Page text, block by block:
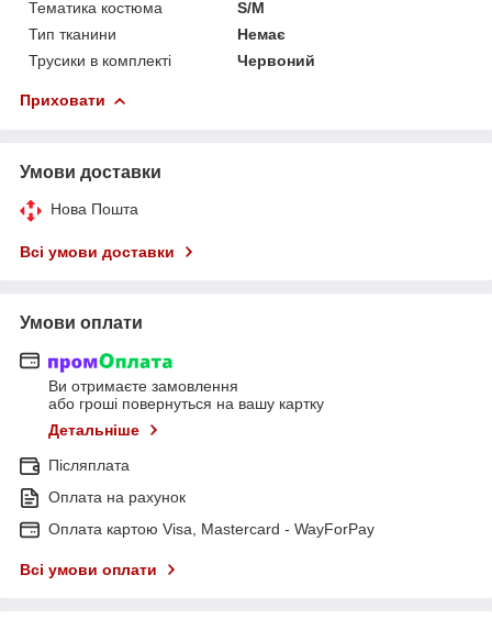
Тематика костюма
S/M
Тип тканини
Немає
Трусики в комплекті
Червоний
Приховати
Умови доставки
Нова Пошта
Всі умови доставки
Умови оплати
Ви отримаєте замовлення
або гроші повернуться на вашу картку
Детальніше
Післяплата
Оплата на рахунок
Оплата картою Visa, Mastercard - WayForPay
Всі умови оплати